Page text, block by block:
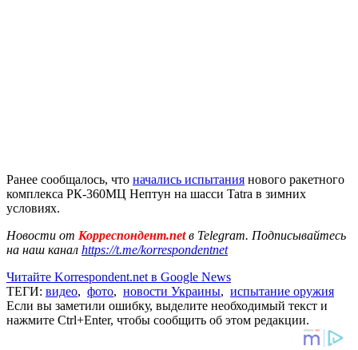
Ранее сообщалось, что начались испытания нового ракетного
комплекса РК-360МЦ Нептун на шасси Tatra в зимних
условиях.
Новости от Корреспондент.netв Telegram. Подписывайтесь
на наш канал https://t.me/korrespondentnet
Читайте Korrespondent.net в Google News
ТЕГИ: видео, фото, новости Украины, испытание оружия
Если вы заметили ошибку, выделите необходимый текст и
нажмите Ctrl+Enter, чтобы сообщить об этом редакции.